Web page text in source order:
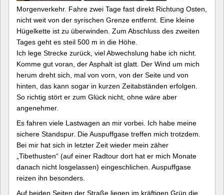
Morgenverkehr. Fahre zwei Tage fast direkt Richtung Osten,
nicht weit von der syrischen Grenze entfernt. Eine kleine
Hügelkette ist zu überwinden. Zum Abschluss des zweiten
Tages geht es steil 500 m in die Höhe.
Ich lege Strecke zurück, viel Abwechslung habe ich nicht.
Komme gut voran, der Asphalt ist glatt. Der Wind um mich
herum dreht sich, mal von vorn, von der Seite und von
hinten, das kann sogar in kurzen Zeitabständen erfolgen.
So richtig stört er zum Glück nicht, ohne wäre aber
angenehmer.
Es fahren viele Lastwagen an mir vorbei. Ich habe meine
sichere Standspur. Die Auspuffgase treffen mich trotzdem.
Bei mir hat sich in letzter Zeit wieder mein zäher
„Tibethusten“ (auf einer Radtour dort hat er mich Monate
danach nicht losgelassen) eingeschlichen. Auspuffgase
reizen ihn besonders.
Auf beiden Seiten der Straße liegen im kräftigen Grün die